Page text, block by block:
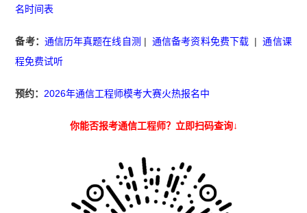
名时间表
备考： 通信历年真题在线自测 |通信备考资料免费下载 |通信课
程免费试听
预约： 2026年通信工程师模考大赛火热报名中
你能否报考通信工程师？立即扫码查询↓